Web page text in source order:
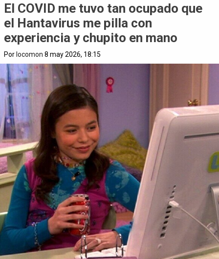
El COVID me tuvo tan ocupado que
el Hantavirus me pilla con
experiencia y chupito en mano
Por locomon 8 may 2026, 18:15